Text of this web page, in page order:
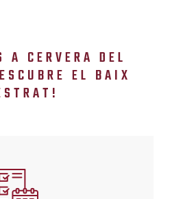
A CERVERA DEL
EL BAIX